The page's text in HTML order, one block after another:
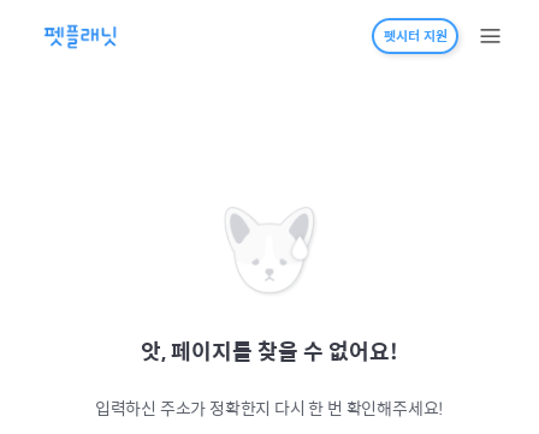
펫시터 지원
앗, 페이지를 찾을 수 없어요!
입력하신 주소가 정확한지 다시 한 번 확인해주세요!